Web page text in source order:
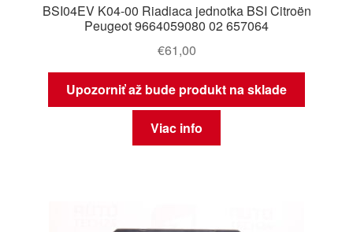
BSI04EV K04-00 Riadiaca jednotka BSI Citroën
Peugeot 9664059080 02 657064
€61,00
Upozorniť až bude produkt na sklade
Viac info